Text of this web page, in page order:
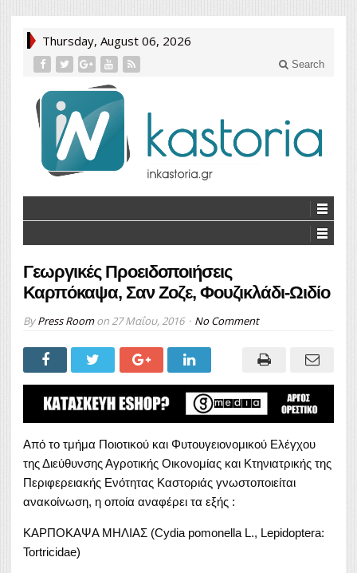
Thursday, August 06, 2026
Search
Γεωργικές Προειδοποιήσεις
Καρπόκαψα, Σαν Ζοζε, Φουζικλάδι-Ωιδίο
ByPress Roomon 27 Μαΐου, 2016 No Comment
Από το τμήμα Ποιοτικού και Φυτουγειονομικού Ελέγχου
της Διεύθυνσης Αγροτικής Οικονομίας και Κτηνιατρικής της
Περιφερειακής Ενότητας Καστοριάς γνωστοποιείται
ανακοίνωση, η οποία αναφέρει τα εξής :
ΚΑΡΠΟΚΑΨΑ ΜΗΛΙΑΣ (Cydia pomonella L., Lepidoptera:
Tortricidae)